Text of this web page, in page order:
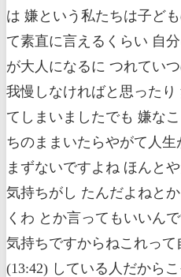
は 嫌という私たちは子ど
て素直に言えるくらい 自
が大人になるに つれてい
我慢しなければと思った
てしまいましたでも 嫌な
ちのままいたらやがて人
まずないですよね ほんと
気持ちがし たんだよねと
くわ とか言ってもいいん
気持ちですからねこれって
(13:42) している人だから